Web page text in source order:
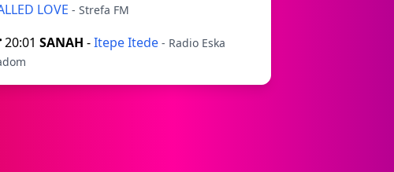
LOVE - Strefa FM
20:01 SANAH -Itepe Itede - Radio Eska